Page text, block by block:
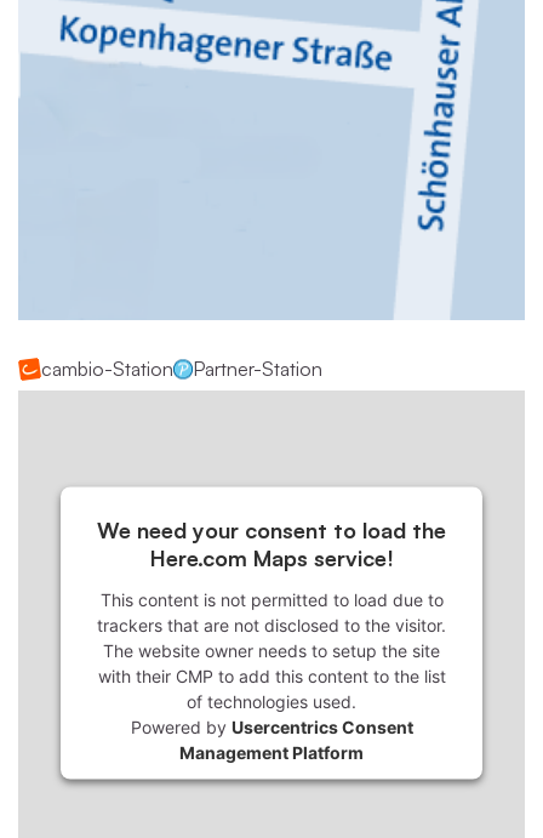
cambio-Station Partner-Station
We need your consent to load the
Here.com Maps service!
This content is not permitted to load due to
trackers that are not disclosed to the visitor.
The website owner needs to setup the site
with their CMP to add this content to the list
of technologies used.
Powered by Usercentrics Consent
Management Platform